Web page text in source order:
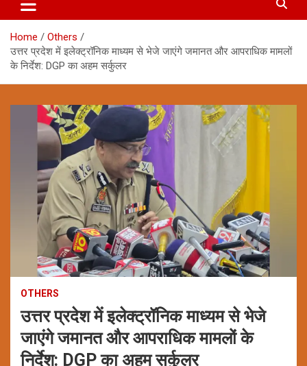
Home
Others
उत्तर प्रदेश में इलेक्ट्रॉनिक माध्यम से भेजे जाएंगे जमानत और आपराधिक मामलों
के निर्देश: DGP का अहम सर्कुलर
OTHERS
उत्तर प्रदेश में इलेक्ट्रॉनिक माध्यम से भेजे
जाएंगे जमानत और आपराधिक मामलों के
निर्देश: DGP का अहम सर्कुलर